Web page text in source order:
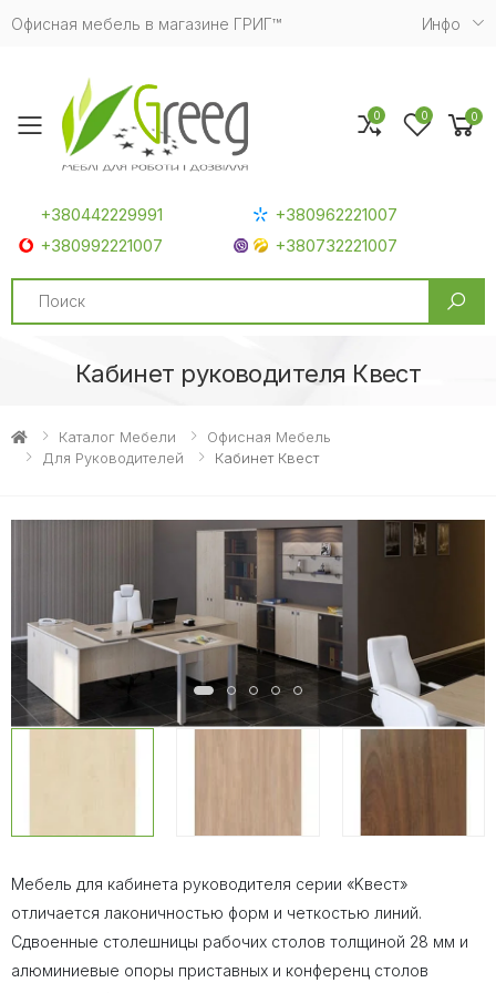
Офисная мебель в магазине ГРИГ™ Инфо
Toggle mobile menu
+380442229991
+380962221007
+380992221007
+380732221007
Search
0 0 0
Кабинет руководителя Квест
Каталог Мебели
Офисная Мебель
Для Руководителей
Кабинет Квест
Мебель для кабинета руководителя серии «Kвест»
отличается лаконичностью форм и четкостью линий.
Сдвоенные столешницы рабочих столов толщиной 28 мм и
алюминиевые опоры приставных и конференц столов